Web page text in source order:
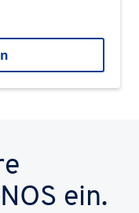
ein.